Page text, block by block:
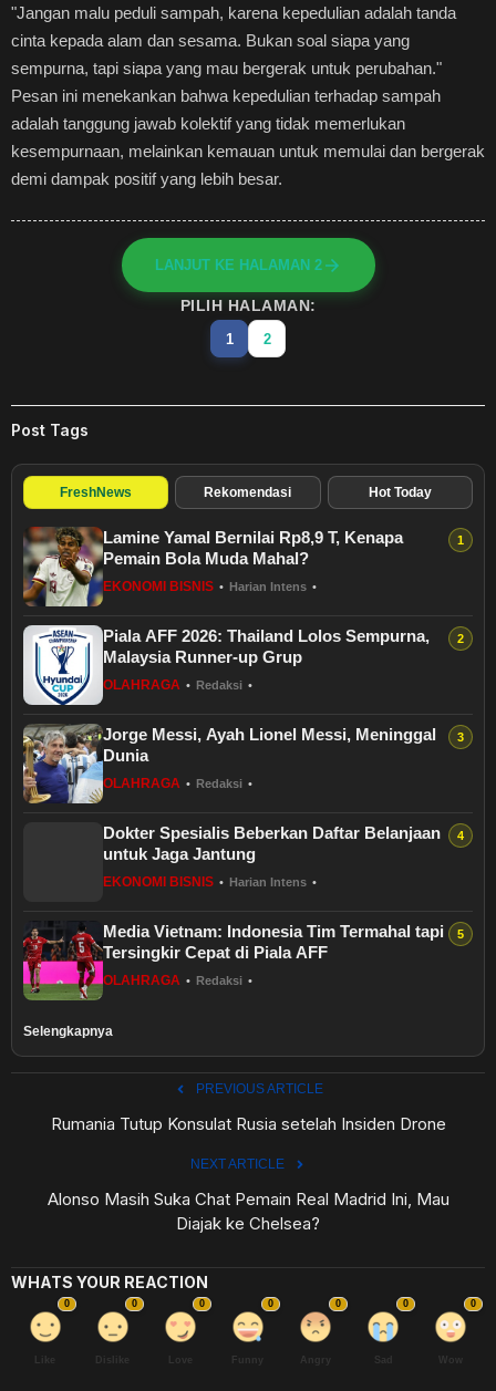
"Jangan malu peduli sampah, karena kepedulian adalah tanda
cinta kepada alam dan sesama. Bukan soal siapa yang
sempurna, tapi siapa yang mau bergerak untuk perubahan."
Pesan ini menekankan bahwa kepedulian terhadap sampah
adalah tanggung jawab kolektif yang tidak memerlukan
kesempurnaan, melainkan kemauan untuk memulai dan bergerak
demi dampak positif yang lebih besar.
LANJUT KE HALAMAN 2
PILIH HALAMAN:
1 2
Post Tags
FreshNews Rekomendasi Hot Today
Lamine Yamal Bernilai Rp8,9 T, Kenapa
Pemain Bola Muda Mahal?
EKONOMI BISNIS • Harian Intens •
Piala AFF 2026: Thailand Lolos Sempurna,
Malaysia Runner-up Grup
OLAHRAGA • Redaksi •
Jorge Messi, Ayah Lionel Messi, Meninggal
Dunia
OLAHRAGA • Redaksi •
Dokter Spesialis Beberkan Daftar Belanjaan
untuk Jaga Jantung
EKONOMI BISNIS • Harian Intens •
Media Vietnam: Indonesia Tim Termahal tapi
Tersingkir Cepat di Piala AFF
OLAHRAGA • Redaksi •
Selengkapnya
PREVIOUS ARTICLE
Rumania Tutup Konsulat Rusia setelah Insiden Drone
NEXT ARTICLE
Alonso Masih Suka Chat Pemain Real Madrid Ini, Mau
Diajak ke Chelsea?
WHATS YOUR REACTION
0
Like
0
Dislike
0
Love
0
Funny
0
Angry
0
Sad
0
Wow